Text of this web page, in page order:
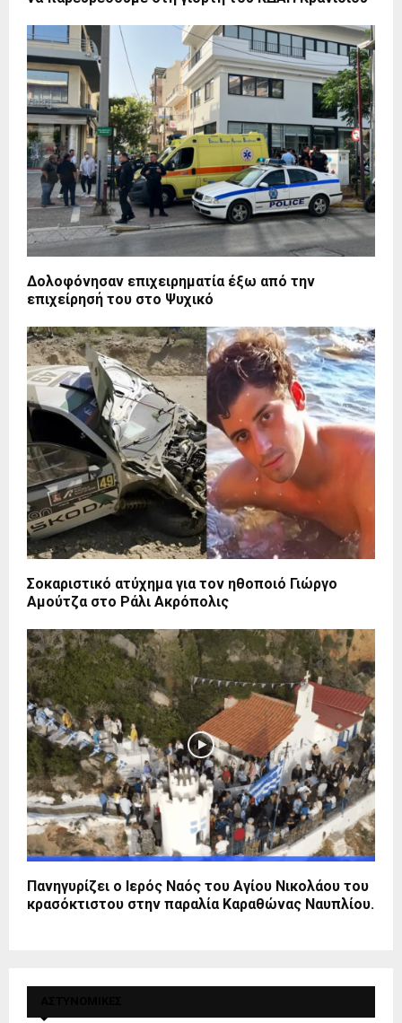
Δολοφόνησαν επιχειρηματία έξω από την
επιχείρησή του στο Ψυχικό
Σοκαριστικό ατύχημα για τον ηθοποιό Γιώργο
Αμούτζα στο Ράλι Ακρόπολις
Πανηγυρίζει ο Ιερός Ναός του Αγίου Νικολάου του
κρασόκτιστου στην παραλία Καραθώνας Ναυπλίου.